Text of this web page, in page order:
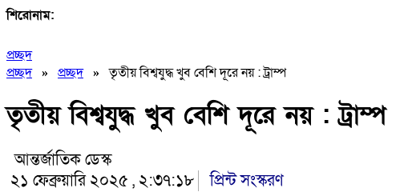
শিরোনাম:
প্রচ্ছদ
প্রচ্ছদ» প্রচ্ছদ»তৃতীয় বিশ্বযুদ্ধ খুব বেশি দূরে নয় : ট্রাম্প
তৃতীয় বিশ্বযুদ্ধ খুব বেশি দূরে নয় : ট্রাম্প
আন্তর্জাতিক ডেস্ক
২১ ফেব্রুয়ারি ২০২৫ , ২:৩৭:১৮
প্রিন্ট সংস্করণ